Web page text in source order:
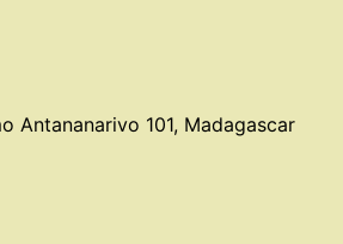
Antananarivo 101, Madagascar